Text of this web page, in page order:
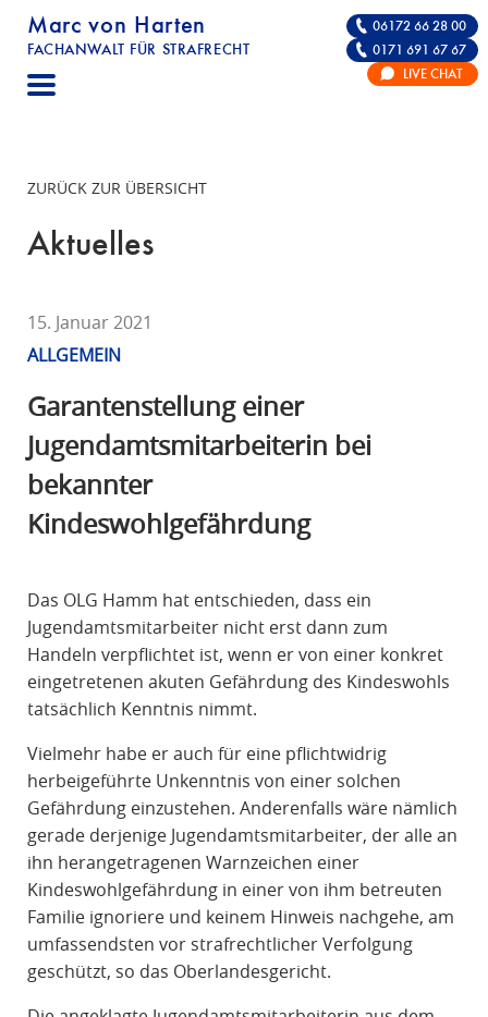
Marc von Harten
FACHANWALT FÜR STRAFRECHT
STRAFRECHT | RECHTSANWALT FÜR DIE
06172 66 28 00
0171 691 67 67
LIVE CHAT
ZURÜCK ZUR ÜBERSICHT
Aktuelles
15. Januar 2021
ALLGEMEIN
Garantenstellung einer
Jugendamtsmitarbeiterin bei
bekannter
Kindeswohlgefährdung
Das OLG Hamm hat entschieden, dass ein
Jugendamtsmitarbeiter nicht erst dann zum
Handeln verpflichtet ist, wenn er von einer konkret
eingetretenen akuten Gefährdung des Kindeswohls
tatsächlich Kenntnis nimmt.
Vielmehr habe er auch für eine pflichtwidrig
herbeigeführte Unkenntnis von einer solchen
Gefährdung einzustehen. Anderenfalls wäre nämlich
gerade derjenige Jugendamtsmitarbeiter, der alle an
ihn herangetragenen Warnzeichen einer
Kindeswohlgefährdung in einer von ihm betreuten
Familie ignoriere und keinem Hinweis nachgehe, am
umfassendsten vor strafrechtlicher Verfolgung
geschützt, so das Oberlandesgericht.